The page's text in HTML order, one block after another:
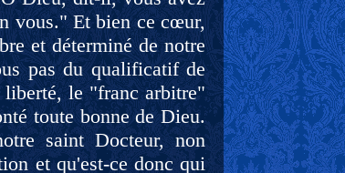
vous." Et bien ce cœur,
et déterminé de notre
pas du qualificatif de
le "franc arbitre"
toute bonne de Dieu.
saint Docteur, non
et qu'est-ce donc qui